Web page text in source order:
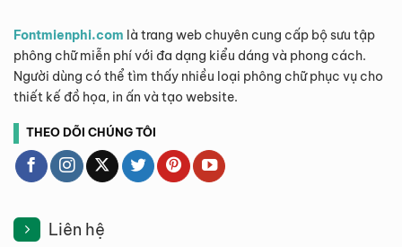
Fontmienphi.com là trang web chuyên cung cấp bộ sưu tập
phông chữ miễn phí với đa dạng kiểu dáng và phong cách.
Người dùng có thể tìm thấy nhiều loại phông chữ phục vụ cho
thiết kế đồ họa, in ấn và tạo website.
THEO DÕI CHÚNG TÔI
Liên hệ